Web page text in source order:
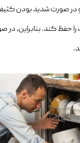
در صورت شدید بودن
حفظ کند. بنابراین،